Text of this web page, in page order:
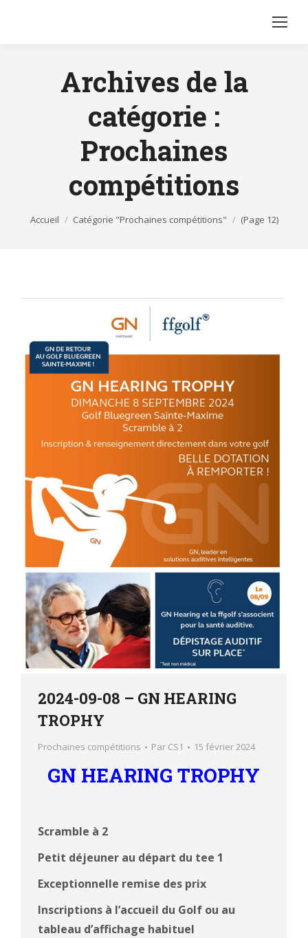
Archives de la
catégorie :
Prochaines
compétitions
Vous êtes ici :
Accueil Catégorie "Prochaines compétitions" (Page 12)
2024-09-08 – GN HEARING
TROPHY
Prochaines compétitions Par CS1 15 février 2024
GN HEARING TROPHY
Scramble à 2
Petit déjeuner au départ du tee 1
Exceptionnelle remise des prix
Inscriptions à l’accueil du Golf ou au
tableau d’affichage habituel